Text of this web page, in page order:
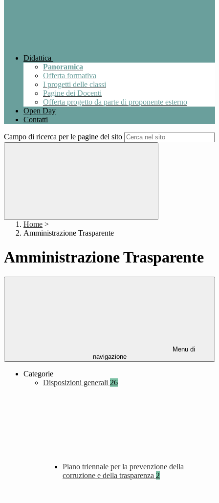
Didattica
Panoramica
Offerta formativa
I progetti delle classi
Pagine dei Docenti
Offerta progetto da parte di proponente esterno
Open Day
Contatti
Campo di ricerca per le pagine del sito
Home >
Amministrazione Trasparente
Amministrazione Trasparente
Menu di
navigazione
Categorie
Disposizioni generali 26
Piano triennale per la prevenzione della
corruzione e della trasparenza 2